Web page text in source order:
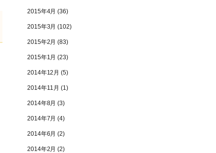
2015年4月 (36)
2015年3月 (102)
2015年2月 (83)
2015年1月 (23)
2014年12月 (5)
2014年11月 (1)
2014年8月 (3)
2014年7月 (4)
2014年6月 (2)
2014年2月 (2)